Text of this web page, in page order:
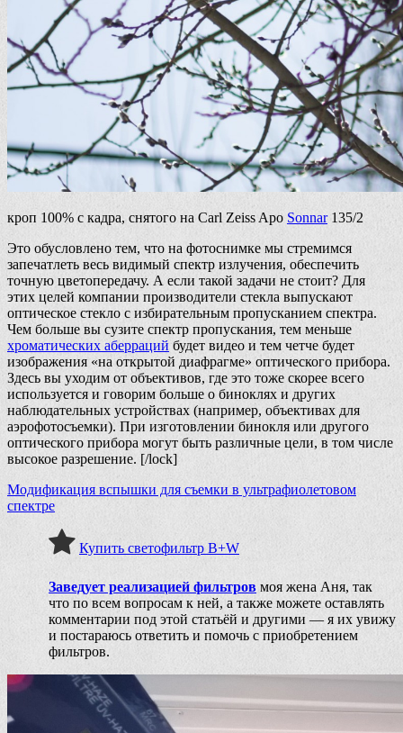
кроп 100% с кадра, снятого на Carl Zeiss Apo Sonnar135/2
Это обусловлено тем, что на фотоснимке мы стремимся
запечатлеть весь видимый спектр излучения, обеспечить
точную цветопередачу. А если такой задачи не стоит? Для
этих целей компании производители стекла выпускают
оптическое стекло с избирательным пропусканием спектра.
Чем больше вы сузите спектр пропускания, тем меньше
хроматических аберраций будет видео и тем четче будет
изображения «на открытой диафрагме» оптического прибора.
Здесь вы уходим от объективов, где это тоже скорее всего
используется и говорим больше о биноклях и других
наблюдательных устройствах (например, объективах для
аэрофотосъемки). При изготовлении бинокля или другого
оптического прибора могут быть различные цели, в том числе
высокое разрешение. [/lock]
Модификация вспышки для съемки в ультрафиолетовом
спектре
Купить светофильтр B+W
Заведует реализацией фильтров моя жена Аня, так
что по всем вопросам к ней, а также можете оставлять
комментарии под этой статьёй и другими — я их увижу
и постараюсь ответить и помочь с приобретением
фильтров.